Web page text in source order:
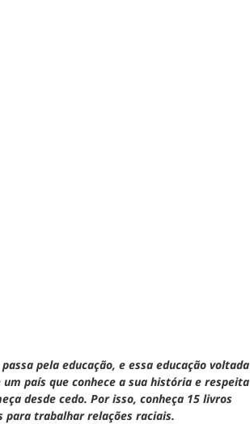
pela educação, e essa educação voltada
país que conhece a sua história e respeita
desde cedo. Por isso, conheça 15 livros
para trabalhar relações raciais.